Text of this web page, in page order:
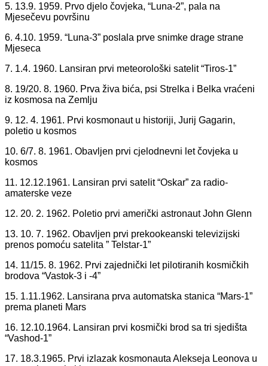
5. 13.9. 1959. Prvo djelo čovjeka, “Luna-2”, pala na
Mjesečevu površinu
6. 4.10. 1959. “Luna-3” poslala prve snimke drage strane
Mjeseca
7. 1.4. 1960. Lansiran prvi meteorološki satelit “Tiros-1”
8. 19/20. 8. 1960. Prva živa bića, psi Strelka i Belka vraćeni
iz kosmosa na Zemlju
9. 12. 4. 1961. Prvi kosmonaut u historiji, Jurij Gagarin,
poletio u kosmos
10. 6/7. 8. 1961. Obavljen prvi cjelodnevni let čovjeka u
kosmos
11. 12.12.1961. Lansiran prvi satelit “Oskar” za radio-
amaterske veze
12. 20. 2. 1962. Poletio prvi američki astronaut John Glenn
13. 10. 7. 1962. Obavljen prvi prekookeanski televizijski
prenos pomoću satelita ” Telstar-1”
14. 11/15. 8. 1962. Prvi zajednički let pilotiranih kosmičkih
brodova “Vastok-3 i -4”
15. 1.11.1962. Lansirana prva automatska stanica “Mars-1”
prema planeti Mars
16. 12.10.1964. Lansiran prvi kosmički brod sa tri sjedišta
“Vashod-1”
17. 18.3.1965. Prvi izlazak kosmonauta Alekseja Leonova u